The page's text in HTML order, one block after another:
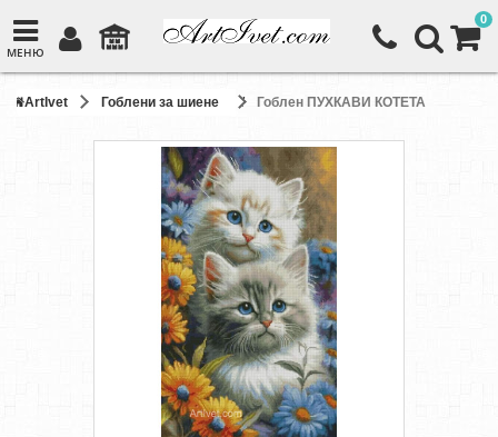
МЕНЮ
0
ArtIvet Гоблени за шиене Гоблен ПУХКАВИ КОТЕТА